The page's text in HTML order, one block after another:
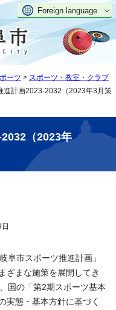
Foreign language
ーツ > スポーツ・教室・クラブ
進計画2023-2032（2023年3月策
（2023年
市スポーツ推進計画」
ざまな施策を展開してき
国の「第2期スポーツ基本
実態・基本方針に基づく